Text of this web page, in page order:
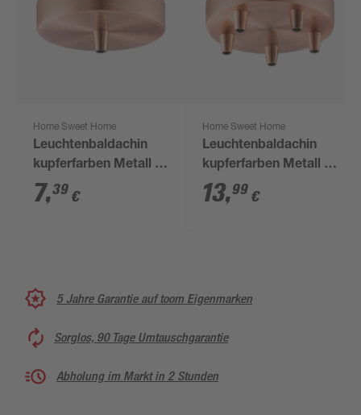
Home Sweet Home
Leuchtenbaldachin
kupferfarben Metall Ø
11 x 4,5 cm
7,39 €
Home Sweet Home
Leuchtenbaldachin
kupferfarben Metall Ø
12 x 4,5 cm
13,99 €
5 Jahre Garantie auf toom Eigenmarken
Sorglos, 90 Tage Umtauschgarantie
Abholung im Markt in 2 Stunden